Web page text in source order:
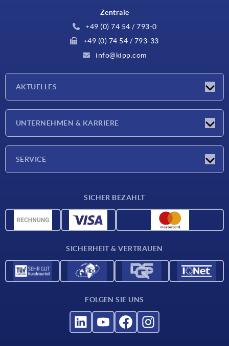
Zentrale
+49 (0) 74 54 / 793-0
+49 (0) 74 54 / 793-33
info@kipp.com
AKTUELLES
Presseberichte
UNTERNEHMEN & KARRIERE
SERVICE
Werkstoffübersicht
SICHER BEZAHLT
SICHERHEIT & VERTRAUEN
FOLGEN SIE UNS